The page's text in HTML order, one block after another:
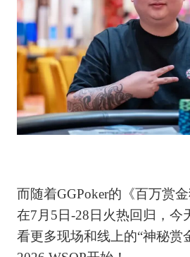
而随着GGPoker的《百万赏
在7月5日-28日火热回归，今
看更多现场和线上的“神秘赏